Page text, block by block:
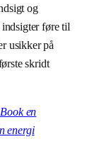
og
føre til
usikker på
skridt
en
energi